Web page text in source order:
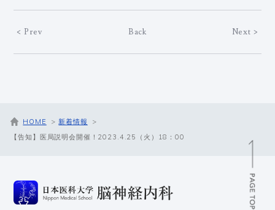
< Prev Back Next >
HOME
新着情報
【告知】医局説明会開催！2023.4.25（火）18：00